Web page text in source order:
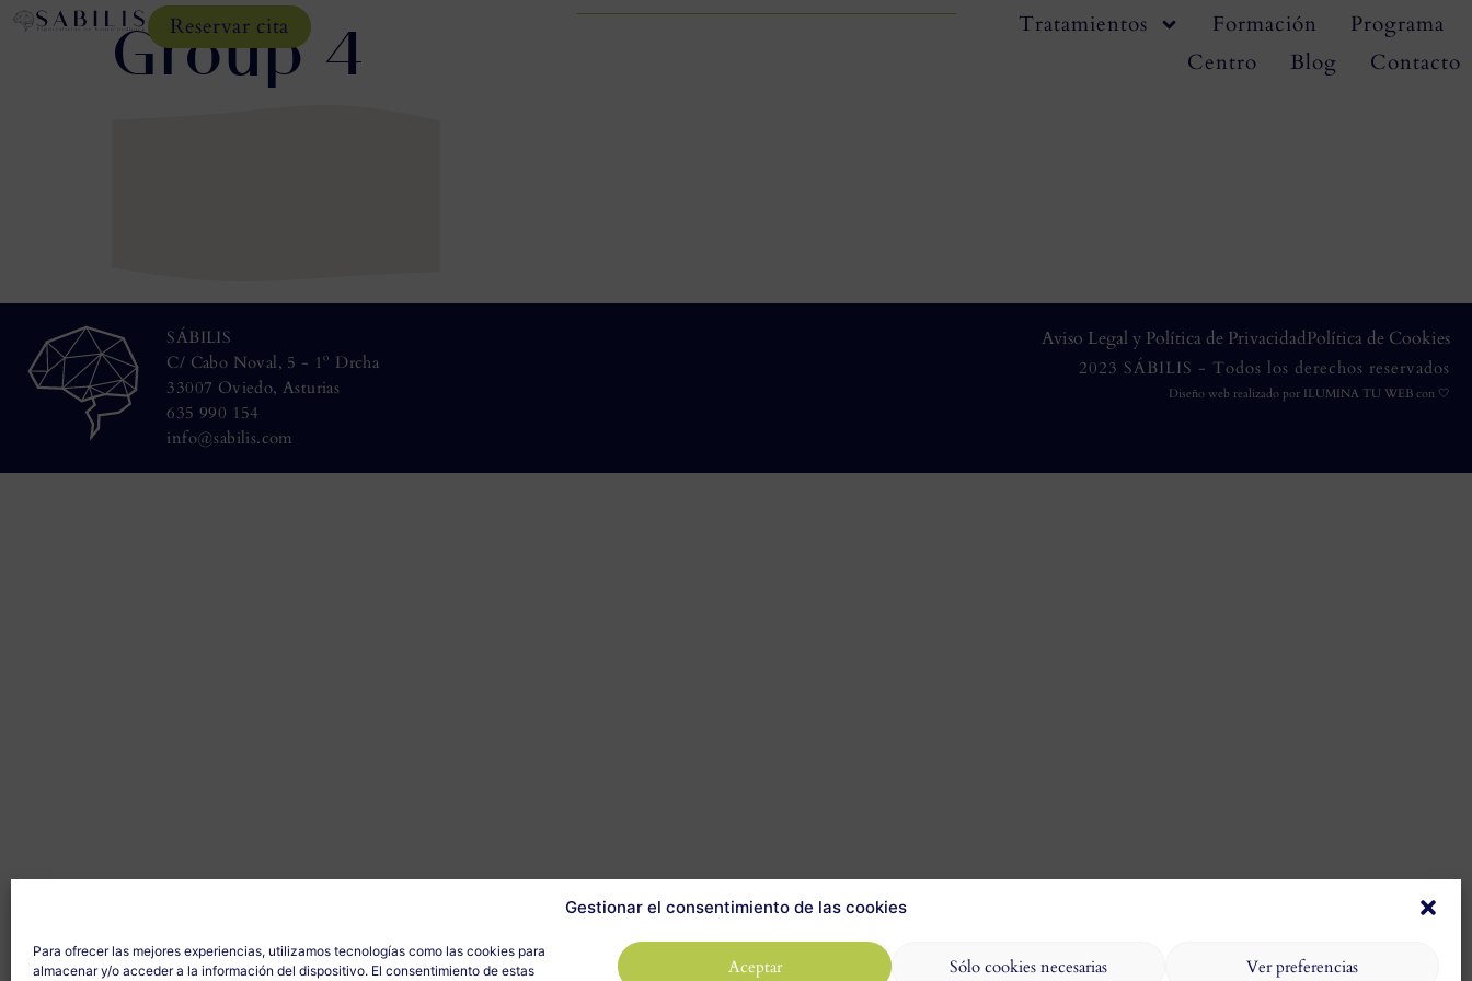
Gestionar el consentimiento de las cookies
Para ofrecer las mejores experiencias, utilizamos tecnologías como las cookies para
almacenar y/o acceder a la información del dispositivo. El consentimiento de estas
Aceptar Sólo cookies necesarias Ver preferencias
Reservar cita Tratamientos Formación
Programa
Centro
Blog Contacto
Group 4
SÁBILIS
C/ Cabo Noval, 5 - 1º Drcha
33007 Oviedo, Asturias
635 990 154
info@sabilis.com
Aviso Legal y Política de PrivacidadPolítica de Cookies
2023 SÁBILIS - Todos los derechos reservados
Diseño web realizado por ILUMINA TU WEBcon 🤍